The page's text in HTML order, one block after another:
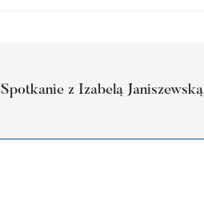
Spotkanie z Izabelą Janiszewską